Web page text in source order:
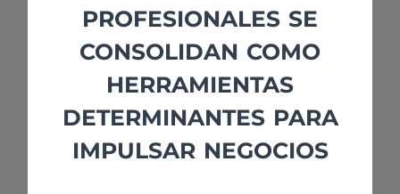
PROFESIONALES SE
CONSOLIDAN COMO
HERRAMIENTAS
DETERMINANTES PARA
IMPULSAR NEGOCIOS